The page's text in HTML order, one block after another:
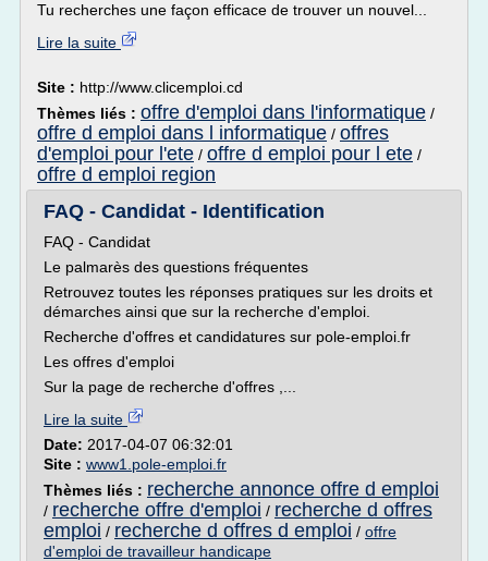
Tu recherches une façon efficace de trouver un nouvel...
Lire la suite
Site : http://www.clicemploi.cd
Thèmes liés : offre d'emploi dans l'informatique /
offre d emploi dans l informatique / offres
d'emploi pour l'ete / offre d emploi pour l ete /
offre d emploi region
FAQ - Candidat - Identification
FAQ - Candidat
Le palmarès des questions fréquentes
Retrouvez toutes les réponses pratiques sur les droits et
démarches ainsi que sur la recherche d'emploi.
Recherche d'offres et candidatures sur pole-emploi.fr
Les offres d'emploi
Sur la page de recherche d'offres ,...
Lire la suite
Date: 2017-04-07 06:32:01
Site : www1.pole-emploi.fr
Thèmes liés : recherche annonce offre d emploi
/ recherche offre d'emploi / recherche d offres
emploi / recherche d offres d emploi / offre
d'emploi de travailleur handicape